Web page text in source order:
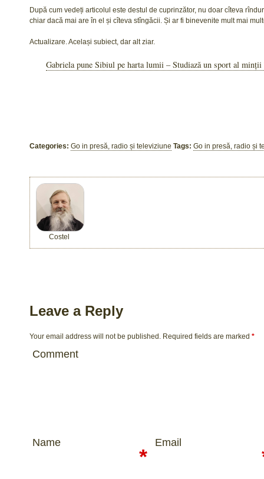
După cum vedeți articolul este destul de cuprinzător, nu doar cîteva
chiar dacă mai are în el și cîteva stîngăcii. Și ar fi binevenite mult mai
Actualizare. Același subiect, dar alt ziar.
Gabriela pune Sibiul pe harta lumii – Studiază un sport al minții
Categories: Go in presă, radio și televiziune Tags: Go in presă, radio și
Costel
Leave a Reply
Your email address will not be published. Required fields are marked *
Comment
Name
*
Email